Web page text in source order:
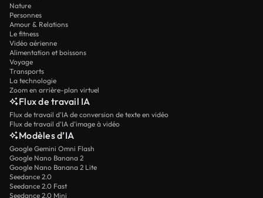
Nature
Personnes
Amour & Relations
Le fitness
Vidéo aérienne
Alimentation et boissons
Voyage
Transports
La technologie
Zoom en arrière-plan virtuel
Flux de travail IA
Flux de travail d’IA de conversion de texte en vidéo
Flux de travail d’IA d’image à vidéo
Modèles d’IA
Google Gemini Omni Flash
Google Nano Banana 2
Google Nano Banana 2 Lite
Seedance 2.0
Seedance 2.0 Fast
Seedance 2.0 Mini